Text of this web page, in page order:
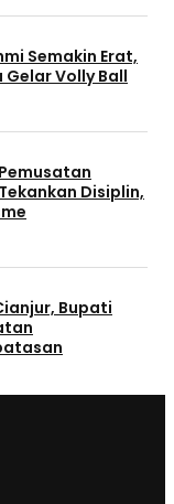
Semakin Erat,
Gelar Volly Ball
Disiplin,
Bupati